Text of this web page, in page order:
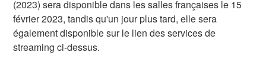
(2023) sera disponible dans les salles françaises le 15
février 2023, tandis qu'un jour plus tard, elle sera
également disponible sur le lien des services de
streaming ci-dessus.